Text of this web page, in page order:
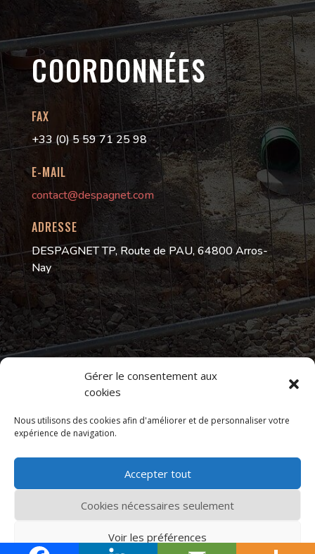
Gérer le consentement aux
cookies
Nous utilisons des cookies afin d'améliorer et de personnaliser votre
expérience de navigation.
Accepter tout
Cookies nécessaires seulement
Voir les préférences
COORDONNÉES
FAX
+33 (0) 5 59 71 25 98
E-MAIL
contact@despagnet.com
ADRESSE
DESPAGNET TP, Route de PAU, 64800 Arros-
Nay
Accueil
Revue de presse
Informations légales
Politique de confidentialité
Politique des cookies
CopyrightDespagnet TP| Une entreprise
Despagnet BTP| Info légale : Mentions légales
Enquête